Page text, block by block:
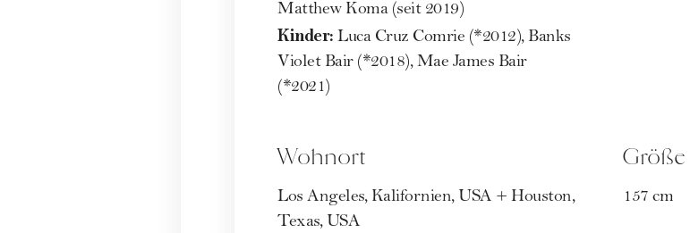
Matthew Koma (seit 2019)
Kinder: Luca Cruz Comrie (*2012), Banks
Violet Bair (*2018), Mae James Bair
(*2021)
Wohnort
Los Angeles, Kalifornien, USA + Houston,
Texas, USA
Größe
157 cm